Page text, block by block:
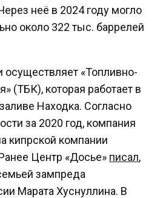
неё в 2024 году могло
около 322 тыс. баррелей
осуществляет «Топливно-
(ТБК), которая работает в
Находка. Согласно
за 2020 год, компания
кипрской компании
Центр «Досье» писал,
зампреда
Марата Хуснуллина. В